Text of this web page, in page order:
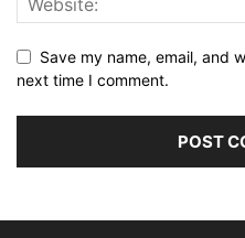
Save my name, email, and
next time I comment.